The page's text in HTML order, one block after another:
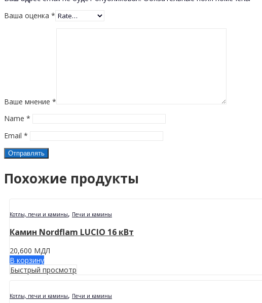
Ваша оценка *
Ваше мнение *
Name *
Email *
Похожие продукты
Котлы, печи и камины, Печи и камины
Камин Nordflam LUCIO 16 кВт
20,600 МДЛ
В корзину
Быстрый просмотр
Котлы, печи и камины, Печи и камины